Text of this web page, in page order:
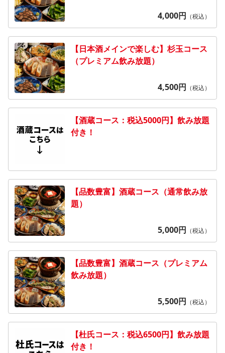
4,000円 （税込）
【日本酒メインで楽しむ】杉玉コース
（プレミアム飲み放題）
4,500円 （税込）
【酒蔵コース：税込5000円】飲み放題
付き！
【品数豊富】酒蔵コース（通常飲み放
題）
5,000円 （税込）
【品数豊富】酒蔵コース（プレミアム
飲み放題）
5,500円 （税込）
【杜氏コース：税込6500円】飲み放題
付き！